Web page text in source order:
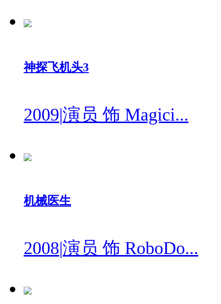
神探飞机头3
2009|演员 饰 Magici...
机械医生
2008|演员 饰 RoboDo...